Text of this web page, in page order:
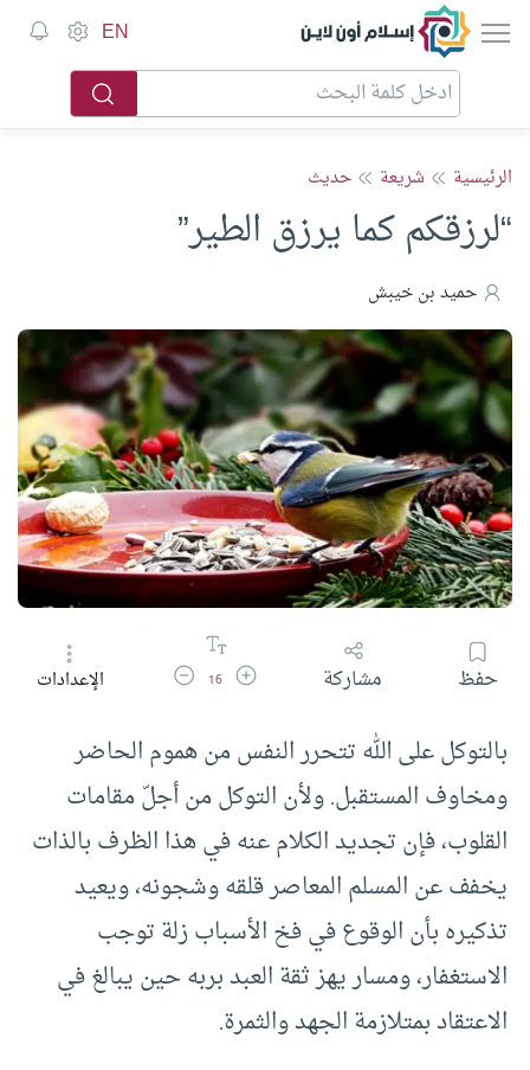
إسلام أون لاين EN
الرئيسية شريعة حديث
“لرزقكم كما يرزق الطير”
حميد بن خيبش
حفظ مشاركة زيادة حجم الخط
16 تقليل حجم الخطالإعدادات
بالتوكل على الله تتحرر النفس من هموم الحاضر
ومخاوف المستقبل. ولأن التوكل من أجلّ مقامات
القلوب، فإن تجديد الكلام عنه في هذا الظرف بالذات
يخفف عن المسلم المعاصر قلقه وشجونه، ويعيد
تذكيره بأن الوقوع في فخ الأسباب زلة توجب
الاستغفار، ومسار يهز ثقة العبد بربه حين يبالغ في
الاعتقاد بمتلازمة الجهد والثمرة.